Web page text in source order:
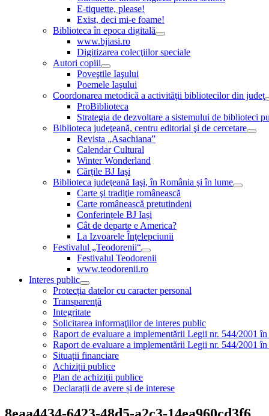
E-tiquette, please!
Exist, deci mi-e foame!
Biblioteca în epoca digitală
www.bjiasi.ro
Digitizarea colecţiilor speciale
Autori copiii
Poveştile Iaşului
Poemele Iaşului
Coordonarea metodică a activităţii bibliotecilor din judeţ
ProBiblioteca
Strategia de dezvoltare a sistemului de biblioteci
Biblioteca judeţeană, centru editorial şi de cercetare
Revista „Asachiana”
Calendar Cultural
Winter Wonderland
Cărţile BJ Iaşi
Biblioteca judeţeană Iaşi, în România şi în lume
Carte şi tradiţie românească
Carte românească pretutindeni
Conferințele BJ Iași
Cât de departe e America?
La Izvoarele Înţelepciunii
Festivalul „Teodorenii“
Festivalul Teodorenii
www.teodorenii.ro
Interes public
Protecția datelor cu caracter personal
Transparență
Integritate
Solicitarea informaţiilor de interes public
Raport de evaluare a implementării Legii nr. 544/2001
Raport de evaluare a implementării Legii nr. 544/2001
Situații financiare
Achiziții publice
Plan de achiziţii publice
Declarații de avere și de interese